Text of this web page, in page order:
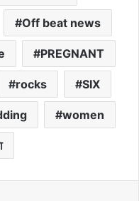
Off beat news
PREGNANT
rocks SIX
women